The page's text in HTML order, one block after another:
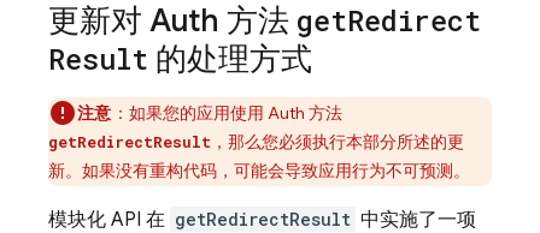
更新对 Auth 方法 getRedirect
Result 的处理方式
注意 ：如果您的应用使用 Auth 方法
getRedirectResult ，那么您必须执行本部分所述的更
新。如果没有重构代码，可能会导致应用行为不可预测。
模块化 API 在 getRedirectResult 中实施了一项